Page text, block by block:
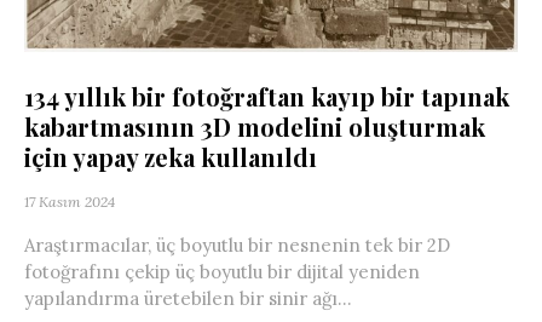
134 yıllık bir fotoğraftan kayıp bir tapınak
kabartmasının 3D modelini oluşturmak
için yapay zeka kullanıldı
17 Kasım 2024
Araştırmacılar, üç boyutlu bir nesnenin tek bir 2D
fotoğrafını çekip üç boyutlu bir dijital yeniden
yapılandırma üretebilen bir sinir ağı...